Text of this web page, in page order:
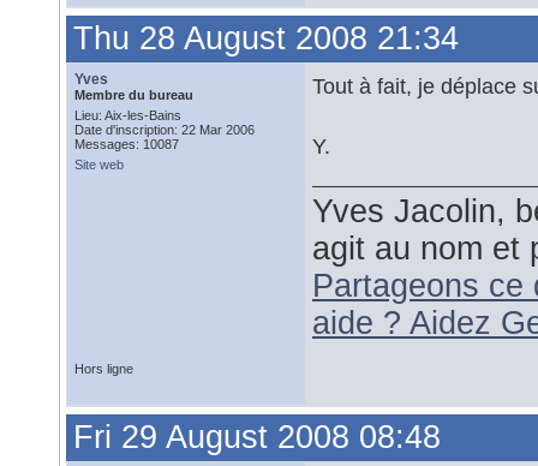
Thu 28 August 2008 21:34
Yves
Membre du bureau
Lieu: Aix-les-Bains
Date d'inscription: 22 Mar 2006
Messages: 10087
Site web
Tout à fait, je déplace
Y.
Yves Jacolin,
agit au nom et
Partageons ce
aide ? Aidez
Hors ligne
Fri 29 August 2008 08:48